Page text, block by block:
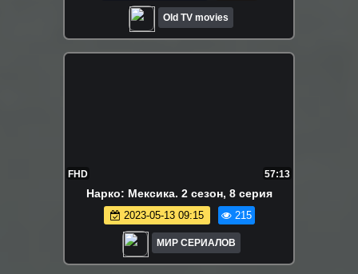
Old TV movies
FHD 57:13
Hapко: Мeкcикa. 2 сезон, 8 серия
2023-05-13 09:15 215
МИР СЕРИАЛОВ